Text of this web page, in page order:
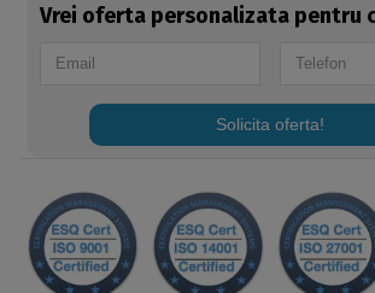
Vrei oferta personalizata pentru
Solicita oferta!